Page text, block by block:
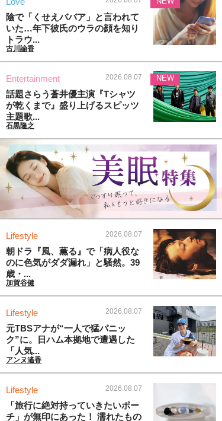
陰で「くせえババア」と言われて
いた…年下彼氏のウラの顔を知り
トラウ...
古川諭香
Entertainment 2026.08.07
話題さらう蒼井優主演『Tシャツ
が乾くまで』盛り上げるスピッツ
主題歌...
石黒隆之
NEW
Lifestyle 2026.08.07
朝ドラ『風、薫る』で「病人役な
のに色気がダダ漏れ」と騒然。39
歳・...
加賀谷健
Lifestyle 2026.08.07
元TBSアナが“一人で猛パニッ
ク”に。日ハム本拠地で遭遇した
「人気...
アンヌ遙香
Lifestyle 2026.08.07
「旅行に絶対持っていきたいポー
チ」が無印にあった！ 濡れたもの